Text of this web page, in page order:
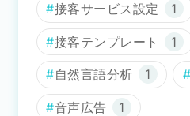
接客サービス設定 1
接客テンプレート 1
自然言語分析 1
音声広告 1